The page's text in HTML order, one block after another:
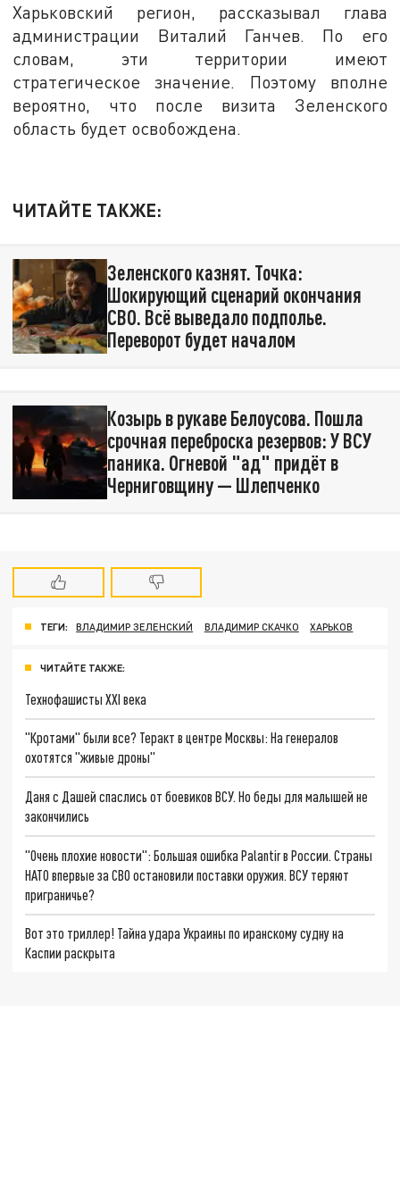
Харьковский регион, рассказывал глава
администрации Виталий Ганчев. По его
словам, эти территории имеют
стратегическое значение. Поэтому вполне
вероятно, что после визита Зеленского
область будет освобождена.
ЧИТАЙТЕ ТАКЖЕ:
Зеленского казнят. Точка:
Шокирующий сценарий окончания
СВО. Всё выведало подполье.
Переворот будет началом
Козырь в рукаве Белоусова. Пошла
срочная переброска резервов: У ВСУ
паника. Огневой "ад" придёт в
Черниговщину — Шлепченко
ТЕГИ: ВЛАДИМИР ЗЕЛЕНСКИЙ ВЛАДИМИР СКАЧКО ХАРЬКОВ
ЧИТАЙТЕ ТАКЖЕ:
Технофашисты XXI века
"Кротами" были все? Теракт в центре Москвы: На генералов
охотятся "живые дроны"
Даня с Дашей спаслись от боевиков ВСУ. Но беды для малышей не
закончились
"Очень плохие новости": Большая ошибка Palantir в России. Страны
НАТО впервые за СВО остановили поставки оружия. ВСУ теряют
приграничье?
Вот это триллер! Тайна удара Украины по иранскому судну на
Каспии раскрыта